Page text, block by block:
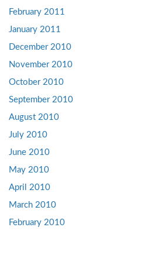
February 2011
January 2011
December 2010
November 2010
October 2010
September 2010
August 2010
July 2010
June 2010
May 2010
April 2010
March 2010
February 2010